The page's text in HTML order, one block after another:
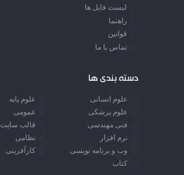
لیست فایل ها
راهنما
قوانین
تماس با ما
دسته بندی ها
علوم انسانی
علوم پایه
علوم پزشکی
عمومی
فنی مهندسی
قالب سایت
نرم افزار
نظامی
وب و برنامه نویسی
کارآفرینی
کتاب